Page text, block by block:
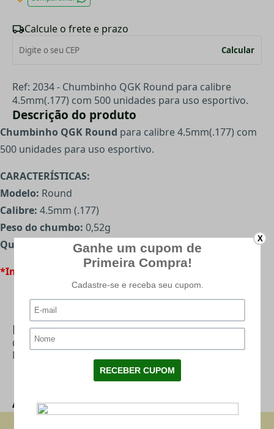
Calcule o frete e prazo
Calcular
Ref: 2034 - Chumbinho QGK Round para calibre
4.5mm(.177) com 500 unidades para uso esportivo.
Descrição do produto
Chumbinho QGK Round para calibre 4.5mm(.177) com
500 unidades para uso esportivo.
CARACTERÍSTICAS:
Modelo: Round
Calibre: 4.5mm (.177)
Peso do chumbo: 0,52g
Quantidade de chumbos:500 unidades
*Imagens meramente ilustrativas
Mais Categorias
CHUMBINHO 4.5
MARCAS
Avaliações
X